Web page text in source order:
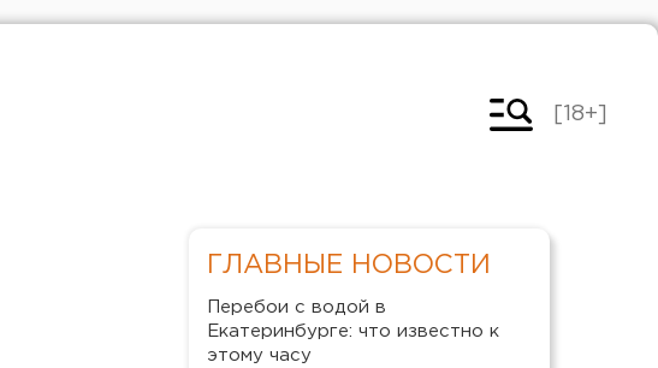
[18+]
ГЛАВНЫЕ НОВОСТИ
Перебои с водой в
Екатеринбурге: что известно к
этому часу